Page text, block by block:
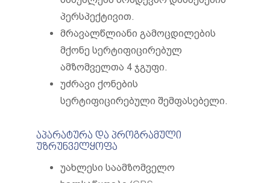
პერსპექტივით.
მრავალწლიანი გამოცდილების
მქონე სერტიფიცირებულ
ამზომველთა 4 ჯგუფი.
უძრავი ქონების
სერტიფიცირებული შემფასებელი.
აპარატურა და პროგრამული
უზრუნველყოფა
უახლესი საამზომველო